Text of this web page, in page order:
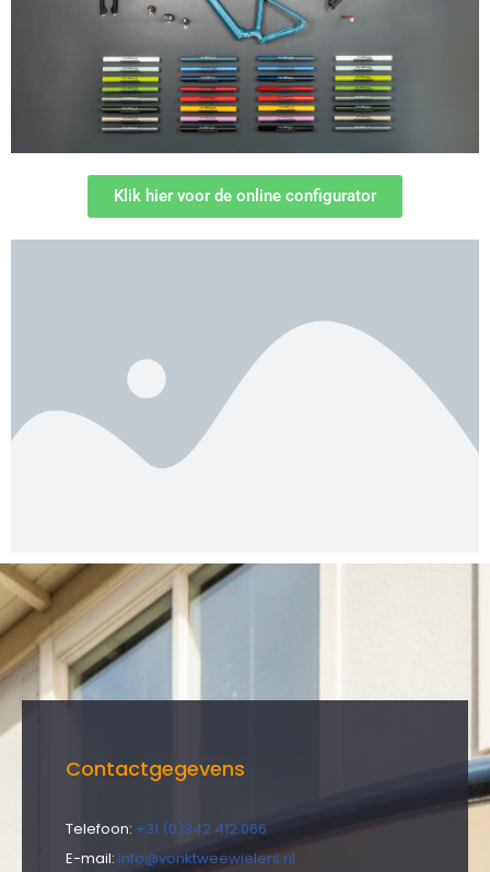
Klik hier voor de online configurator
Contactgegevens
Telefoon: +31 (0)342 412 066
E-mail: info@vonktweewielers.nl